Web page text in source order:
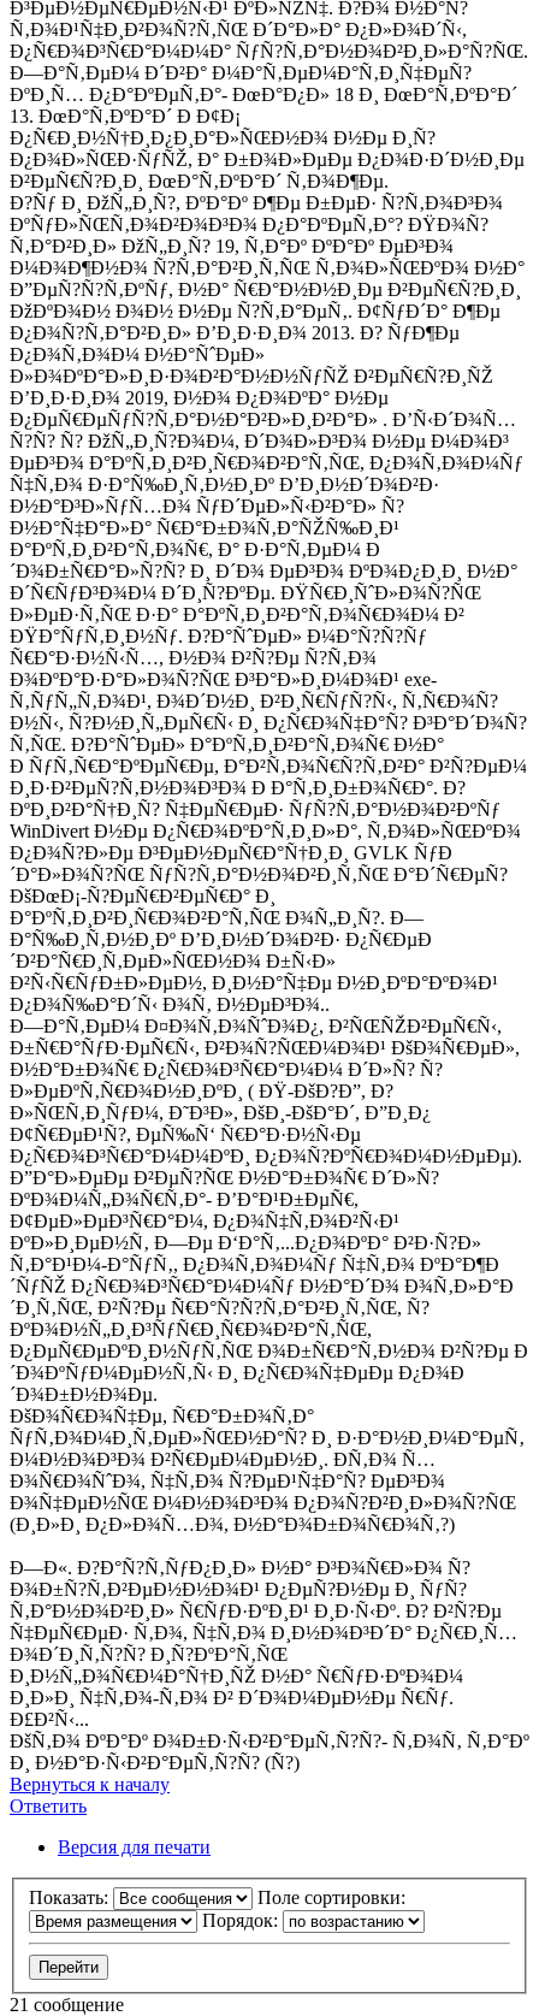
Ð³ÐµÐ½ÐµÑ€ÐµÐ½Ñ‹Ð¹ ÐºÐ»ÑŽÑ‡. Ð?Ð¾ Ð½Ð°Ñ?
Ñ‚Ð¾Ð¹Ñ‡Ð¸Ð²Ð¾Ñ?Ñ‚ÑŒ Ð´Ð°Ð»Ð° Ð¿Ð»Ð¾Ð´Ñ‹,
Ð¿Ñ€Ð¾Ð³Ñ€Ð°Ð¼Ð¼Ð° ÑƒÑ?Ñ‚Ð°Ð½Ð¾Ð²Ð¸Ð»Ð°Ñ?ÑŒ.
Ð—Ð°Ñ‚ÐµÐ¼ Ð´Ð²Ð° Ð¼Ð°Ñ‚ÐµÐ¼Ð°Ñ‚Ð¸Ñ‡ÐµÑ?
ÐºÐ¸Ñ… Ð¿Ð°ÐºÐµÑ‚Ð°- ÐœÐ°Ð¿Ð» 18 Ð¸ ÐœÐ°Ñ‚ÐºÐ°Ð´
13. ÐœÐ°Ñ‚ÐºÐ°Ð´ Ð Ð¢Ð¡
Ð¿Ñ€Ð¸Ð½Ñ†Ð¸Ð¿Ð¸Ð°Ð»ÑŒÐ½Ð¾ Ð½Ðµ Ð¸Ñ?
Ð¿Ð¾Ð»ÑŒÐ·ÑƒÑŽ, Ð° Ð±Ð¾Ð»ÐµÐµ Ð¿Ð¾Ð·Ð´Ð½Ð¸Ðµ
Ð²ÐµÑ€Ñ?Ð¸Ð¸ ÐœÐ°Ñ‚ÐºÐ°Ð´ Ñ‚Ð¾Ð¶Ðµ.
Ð?Ñƒ Ð¸ ÐžÑ„Ð¸Ñ?, ÐºÐ°Ðº Ð¶Ðµ Ð±ÐµÐ· Ñ?Ñ‚Ð¾Ð³Ð¾
ÐºÑƒÐ»ÑŒÑ‚Ð¾Ð²Ð¾Ð³Ð¾ Ð¿Ð°ÐºÐµÑ‚Ð°? ÐŸÐ¾Ñ?
Ñ‚Ð°Ð²Ð¸Ð» ÐžÑ„Ð¸Ñ? 19, Ñ‚Ð°Ðº ÐºÐ°Ðº ÐµÐ³Ð¾
Ð¼Ð¾Ð¶Ð½Ð¾ Ñ?Ñ‚Ð°Ð²Ð¸Ñ‚ÑŒ Ñ‚Ð¾Ð»ÑŒÐºÐ¾ Ð½Ð°
Ð”ÐµÑ?Ñ?Ñ‚ÐºÑƒ, Ð½Ð° Ñ€Ð°Ð½Ð½Ð¸Ðµ Ð²ÐµÑ€Ñ?Ð¸Ð¸
ÐžÐºÐ¾Ð½ Ð¾Ð½ Ð½Ðµ Ñ?Ñ‚Ð°ÐµÑ‚. Ð¢ÑƒÐ´Ð° Ð¶Ðµ
Ð¿Ð¾Ñ?Ñ‚Ð°Ð²Ð¸Ð» Ð’Ð¸Ð·Ð¸Ð¾ 2013. Ð? ÑƒÐ¶Ðµ
Ð¿Ð¾Ñ‚Ð¾Ð¼ Ð½Ð°ÑˆÐµÐ»
Ð»Ð¾ÐºÐ°Ð»Ð¸Ð·Ð¾Ð²Ð°Ð½Ð½ÑƒÑŽ Ð²ÐµÑ€Ñ?Ð¸ÑŽ
Ð’Ð¸Ð·Ð¸Ð¾ 2019, Ð½Ð¾ Ð¿Ð¾ÐºÐ° Ð½Ðµ
Ð¿ÐµÑ€ÐµÑƒÑ?Ñ‚Ð°Ð½Ð°Ð²Ð»Ð¸Ð²Ð°Ð» . Ð’Ñ‹Ð´Ð¾Ñ…
Ñ?Ñ? Ñ? ÐžÑ„Ð¸Ñ?Ð¾Ð¼, Ð´Ð¾Ð»Ð³Ð¾ Ð½Ðµ Ð¼Ð¾Ð³
ÐµÐ³Ð¾ Ð°ÐºÑ‚Ð¸Ð²Ð¸Ñ€Ð¾Ð²Ð°Ñ‚ÑŒ, Ð¿Ð¾Ñ‚Ð¾Ð¼Ñƒ
Ñ‡Ñ‚Ð¾ Ð·Ð°Ñ‰Ð¸Ñ‚Ð½Ð¸Ðº Ð’Ð¸Ð½Ð´Ð¾Ð²Ð·
Ð½Ð°Ð³Ð»ÑƒÑ…Ð¾ ÑƒÐ´ÐµÐ»Ñ‹Ð²Ð°Ð» Ñ?
Ð½Ð°Ñ‡Ð°Ð»Ð° Ñ€Ð°Ð±Ð¾Ñ‚Ð°ÑŽÑ‰Ð¸Ð¹
Ð°ÐºÑ‚Ð¸Ð²Ð°Ñ‚Ð¾Ñ€, Ð° Ð·Ð°Ñ‚ÐµÐ¼ Ð
´Ð¾Ð±Ñ€Ð°Ð»Ñ?Ñ? Ð¸ Ð´Ð¾ ÐµÐ³Ð¾ ÐºÐ¾Ð¿Ð¸Ð¸ Ð½Ð°
Ð´Ñ€ÑƒÐ³Ð¾Ð¼ Ð´Ð¸Ñ?ÐºÐµ. ÐŸÑ€Ð¸ÑˆÐ»Ð¾Ñ?ÑŒ
Ð»ÐµÐ·Ñ‚ÑŒ Ð·Ð° Ð°ÐºÑ‚Ð¸Ð²Ð°Ñ‚Ð¾Ñ€Ð¾Ð¼ Ð²
ÐŸÐ°ÑƒÑ‚Ð¸Ð½Ñƒ. Ð?Ð°ÑˆÐµÐ» Ð¼Ð°Ñ?Ñ?Ñƒ
Ñ€Ð°Ð·Ð½Ñ‹Ñ…, Ð½Ð¾ Ð²Ñ?Ðµ Ñ?Ñ‚Ð¾
Ð¾ÐºÐ°Ð·Ð°Ð»Ð¾Ñ?ÑŒ Ð³Ð°Ð»Ð¸Ð¼Ð¾Ð¹ exe-
Ñ‚ÑƒÑ„Ñ‚Ð¾Ð¹, Ð¾Ð´Ð½Ð¸ Ð²Ð¸Ñ€ÑƒÑ?Ñ‹, Ñ‚Ñ€Ð¾Ñ?
Ð½Ñ‹, Ñ?Ð½Ð¸Ñ„ÐµÑ€Ñ‹ Ð¸ Ð¿Ñ€Ð¾Ñ‡Ð°Ñ? Ð³Ð°Ð´Ð¾Ñ?
Ñ‚ÑŒ. Ð?Ð°ÑˆÐµÐ» Ð°ÐºÑ‚Ð¸Ð²Ð°Ñ‚Ð¾Ñ€ Ð½Ð°
Ð ÑƒÑ‚Ñ€Ð°ÐºÐµÑ€Ðµ, Ð°Ð²Ñ‚Ð¾Ñ€Ñ?Ñ‚Ð²Ð° Ð²Ñ?ÐµÐ¼
Ð¸Ð·Ð²ÐµÑ?Ñ‚Ð½Ð¾Ð³Ð¾ Ð Ð°Ñ‚Ð¸Ð±Ð¾Ñ€Ð°. Ð?
ÐºÐ¸Ð²Ð°Ñ†Ð¸Ñ? Ñ‡ÐµÑ€ÐµÐ· ÑƒÑ?Ñ‚Ð°Ð½Ð¾Ð²ÐºÑƒ
WinDivert Ð½Ðµ Ð¿Ñ€Ð¾ÐºÐ°Ñ‚Ð¸Ð»Ð°, Ñ‚Ð¾Ð»ÑŒÐºÐ¾
Ð¿Ð¾Ñ?Ð»Ðµ Ð³ÐµÐ½ÐµÑ€Ð°Ñ†Ð¸Ð¸ GVLK ÑƒÐ
´Ð°Ð»Ð¾Ñ?ÑŒ ÑƒÑ?Ñ‚Ð°Ð½Ð¾Ð²Ð¸Ñ‚ÑŒ Ð°Ð´Ñ€ÐµÑ?
ÐšÐœÐ¡-Ñ?ÐµÑ€Ð²ÐµÑ€Ð° Ð¸
Ð°ÐºÑ‚Ð¸Ð²Ð¸Ñ€Ð¾Ð²Ð°Ñ‚ÑŒ Ð¾Ñ„Ð¸Ñ?. Ð—
Ð°Ñ‰Ð¸Ñ‚Ð½Ð¸Ðº Ð’Ð¸Ð½Ð´Ð¾Ð²Ð· Ð¿Ñ€ÐµÐ
´Ð²Ð°Ñ€Ð¸Ñ‚ÐµÐ»ÑŒÐ½Ð¾ Ð±Ñ‹Ð»
Ð²Ñ‹Ñ€ÑƒÐ±Ð»ÐµÐ½, Ð¸Ð½Ð°Ñ‡Ðµ Ð½Ð¸ÐºÐ°ÐºÐ¾Ð¹
Ð¿Ð¾Ñ‰Ð°Ð´Ñ‹ Ð¾Ñ‚ Ð½ÐµÐ³Ð¾..
Ð—Ð°Ñ‚ÐµÐ¼ Ð¤Ð¾Ñ‚Ð¾ÑˆÐ¾Ð¿, Ð²ÑŒÑŽÐ²ÐµÑ€Ñ‹,
Ð±Ñ€Ð°ÑƒÐ·ÐµÑ€Ñ‹, Ð²Ð¾Ñ?ÑŒÐ¼Ð¾Ð¹ ÐšÐ¾Ñ€ÐµÐ»,
Ð½Ð°Ð±Ð¾Ñ€ Ð¿Ñ€Ð¾Ð³Ñ€Ð°Ð¼Ð¼ Ð´Ð»Ñ? Ñ?
Ð»ÐµÐºÑ‚Ñ€Ð¾Ð½Ð¸ÐºÐ¸ ( ÐŸ-ÐšÐ?Ð”, Ð?
Ð»ÑŒÑ‚Ð¸ÑƒÐ¼, Ð˜Ð³Ð», ÐšÐ¸-ÐšÐ°Ð´, Ð”Ð¸Ð¿
Ð¢Ñ€ÐµÐ¹Ñ?, ÐµÑ‰Ñ‘ Ñ€Ð°Ð·Ð½Ñ‹Ðµ
Ð¿Ñ€Ð¾Ð³Ñ€Ð°Ð¼Ð¼ÐºÐ¸ Ð¿Ð¾Ñ?ÐºÑ€Ð¾Ð¼Ð½ÐµÐµ).
Ð”Ð°Ð»ÐµÐµ Ð²ÐµÑ?ÑŒ Ð½Ð°Ð±Ð¾Ñ€ Ð´Ð»Ñ?
ÐºÐ¾Ð¼Ñ„Ð¾Ñ€Ñ‚Ð°- Ð’Ð°Ð¹Ð±ÐµÑ€,
Ð¢ÐµÐ»ÐµÐ³Ñ€Ð°Ð¼, Ð¿Ð¾Ñ‡Ñ‚Ð¾Ð²Ñ‹Ð¹
ÐºÐ»Ð¸ÐµÐ½Ñ‚ Ð—Ðµ Ð‘Ð°Ñ‚...Ð¿Ð¾ÐºÐ° Ð²Ð·Ñ?Ð»
Ñ‚Ð°Ð¹Ð¼-Ð°ÑƒÑ‚, Ð¿Ð¾Ñ‚Ð¾Ð¼Ñƒ Ñ‡Ñ‚Ð¾ ÐºÐ°Ð¶Ð
´ÑƒÑŽ Ð¿Ñ€Ð¾Ð³Ñ€Ð°Ð¼Ð¼Ñƒ Ð½Ð°Ð´Ð¾ Ð¾Ñ‚Ð»Ð°Ð
´Ð¸Ñ‚ÑŒ, Ð²Ñ?Ðµ Ñ€Ð°Ñ?Ñ?Ñ‚Ð°Ð²Ð¸Ñ‚ÑŒ, Ñ?
ÐºÐ¾Ð½Ñ„Ð¸Ð³ÑƒÑ€Ð¸Ñ€Ð¾Ð²Ð°Ñ‚ÑŒ,
Ð¿ÐµÑ€ÐµÐºÐ¸Ð½ÑƒÑ‚ÑŒ Ð¾Ð±Ñ€Ð°Ñ‚Ð½Ð¾ Ð²Ñ?Ðµ Ð
´Ð¾ÐºÑƒÐ¼ÐµÐ½Ñ‚Ñ‹ Ð¸ Ð¿Ñ€Ð¾Ñ‡ÐµÐµ Ð¿Ð¾Ð
´Ð¾Ð±Ð½Ð¾Ðµ.
ÐšÐ¾Ñ€Ð¾Ñ‡Ðµ, Ñ€Ð°Ð±Ð¾Ñ‚Ð°
ÑƒÑ‚Ð¾Ð¼Ð¸Ñ‚ÐµÐ»ÑŒÐ½Ð°Ñ? Ð¸ Ð·Ð°Ð½Ð¸Ð¼Ð°ÐµÑ‚
Ð¼Ð½Ð¾Ð³Ð¾ Ð²Ñ€ÐµÐ¼ÐµÐ½Ð¸. Ð­Ñ‚Ð¾ Ñ…
Ð¾Ñ€Ð¾ÑˆÐ¾, Ñ‡Ñ‚Ð¾ Ñ?ÐµÐ¹Ñ‡Ð°Ñ? ÐµÐ³Ð¾
Ð¾Ñ‡ÐµÐ½ÑŒ Ð¼Ð½Ð¾Ð³Ð¾ Ð¿Ð¾Ñ?Ð²Ð¸Ð»Ð¾Ñ?ÑŒ
(Ð¸Ð»Ð¸ Ð¿Ð»Ð¾Ñ…Ð¾, Ð½Ð°Ð¾Ð±Ð¾Ñ€Ð¾Ñ‚?)
Ð—Ð«. Ð?Ð°Ñ?Ñ‚ÑƒÐ¿Ð¸Ð» Ð½Ð° Ð³Ð¾Ñ€Ð»Ð¾ Ñ?
Ð¾Ð±Ñ?Ñ‚Ð²ÐµÐ½Ð½Ð¾Ð¹ Ð¿ÐµÑ?Ð½Ðµ Ð¸ ÑƒÑ?
Ñ‚Ð°Ð½Ð¾Ð²Ð¸Ð» Ñ€ÑƒÐ·ÐºÐ¸Ð¹ Ð¸Ð·Ñ‹Ðº. Ð? Ð²Ñ?Ðµ
Ñ‡ÐµÑ€ÐµÐ· Ñ‚Ð¾, Ñ‡Ñ‚Ð¾ Ð¸Ð½Ð¾Ð³Ð´Ð° Ð¿Ñ€Ð¸Ñ…
Ð¾Ð´Ð¸Ñ‚Ñ?Ñ? Ð¸Ñ?ÐºÐ°Ñ‚ÑŒ
Ð¸Ð½Ñ„Ð¾Ñ€Ð¼Ð°Ñ†Ð¸ÑŽ Ð½Ð° Ñ€ÑƒÐ·ÐºÐ¾Ð¼
Ð¸Ð»Ð¸ Ñ‡Ñ‚Ð¾-Ñ‚Ð¾ Ð² Ð´Ð¾Ð¼ÐµÐ½Ðµ Ñ€Ñƒ.
Ð£Ð²Ñ‹...
ÐšÑ‚Ð¾ ÐºÐ°Ðº Ð¾Ð±Ð·Ñ‹Ð²Ð°ÐµÑ‚Ñ?Ñ?- Ñ‚Ð¾Ñ‚ Ñ‚Ð°Ðº
Ð¸ Ð½Ð°Ð·Ñ‹Ð²Ð°ÐµÑ‚Ñ?Ñ? (Ñ?)
Вернуться к началу
Ответить
Версия для печати
Показать:
Поле сортировки:
Порядок:
21 сообщение